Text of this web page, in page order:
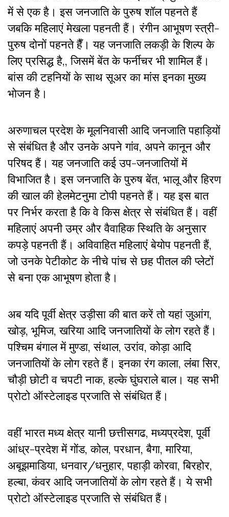
में से एक है। इस जनजाति के पुरुष शॉल पहनते हैं
जबकि महिलाएं मेखला पहनती हैं ।रंगीन आभूषण स्त्री-
पुरुष दोनों पहनते हैँ। यह जनजाति लकड़ी के शिल्प के
लिए प्रसिद्ध है,,जिसमें बेंत के फर्नीचर भी शामिल हैं।
बांस की टहनियों के साथ सूअर का मांस इनका मुख्य
भोजन है।
अरुणाचल प्रदेश के मूलनिवासी आदि जनजाति पहाड़ियों
से संबंधित है और उनके अपने गांव, अपनेकानून और
परिषद हैं। यह जनजाति कई उप-जनजातियों में
विभाजित है। इस जनजाति के पुरुष बेंत, भालू और हिरण
की खाल की हेलमेटनुमा टोपी पहनते हैं ।यह इस बात
पर निर्भर करता है कि वे किस क्षेत्र से संबंधित हैं। वहीं
महिलाएं अपनी उम्र और वैवाहिक स्थिति के अनुसार
कपड़े पहनती हैं। अविवाहित महिलाएं बेयोप पहनती हैं,
जो उनके पेटीकोट के नीचे पांच से छह पीतल की प्लेटों
से बना एक आभूषण होता है।
अब यदि पूर्वी क्षेत्र उड़ीसा की बात करें तो यहां जुआंग,
खोड़, भूमिज,खरिया आदि जनजातियों के लोग रहते हैं।
पश्चिम बंगाल में मुण्डा,संथाल,उरांव,कोड़ा आदि
जनजातियों के लोग रहते हैं। इनका रंग काला,लंबा सिर,
चौड़ी छोटी व चपटी नाक,हल्के घुंघराले बाल। यह सभी
प्रोटो ऑस्टेलाइड प्रजाति से संबंधित हैं।
वहीं भारत मध्य क्षेत्र यानी छत्तीसगढ,मध्यप्रदेश,पूर्वी
आंध्र-प्रदेश में गोंड,कोल,परधान,बैगा,मारिया,
अबूझमाडिया, धनवार/धनुहार,पहाड़ी कोरवा,बिरहोर,
हल्बा,कंवर आदि जनजातियों के लोग रहते हैं। ये सभी
प्रोटो ऑस्टेलाइड प्रजाति से संबंधित हैं।